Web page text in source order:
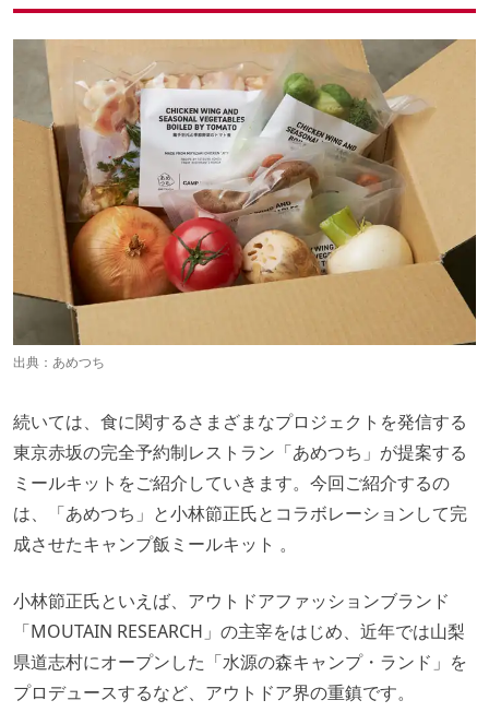
出典：あめつち
続いては、食に関するさまざまなプロジェクトを発信する
東京赤坂の完全予約制レストラン「あめつち」が提案する
ミールキットをご紹介していきます。今回ご紹介するの
は、「あめつち」と小林節正氏とコラボレーションして完
成させたキャンプ飯ミールキット 。
小林節正氏といえば、アウトドアファッションブランド
「MOUTAIN RESEARCH」の主宰をはじめ、近年では山梨
県道志村にオープンした「水源の森キャンプ・ランド」を
プロデュースするなど、アウトドア界の重鎮です。